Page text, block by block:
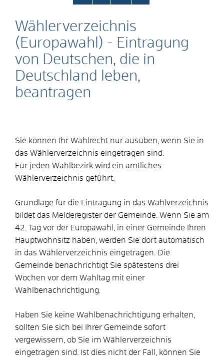
Wählerverzeichnis
(Europawahl) - Eintragung
von Deutschen, die in
Deutschland leben,
beantragen
Sie können Ihr Wahlrecht nur ausüben, wenn Sie in
das Wählerverzeichnis eingetragen sind.
Für jeden Wahlbezirk wird ein amtliches
Wählerverzeichnis geführt.
Grundlage für die Eintragung in das Wählverzeichnis
bildet das Melderegister der Gemeinde. Wenn Sie am
42. Tag vor der Europawahl, in einer Gemeinde Ihren
Hauptwohnsitz haben, werden Sie dort automatisch
in das Wählerverzeichnis eingetragen.
Die
Gemeinde benachrichtigt Sie spätestens drei
Wochen vor dem Wahltag mit einer
Wahlbenachrichtigung.
Haben Sie keine Wahlbenachrichtigung erhalten,
sollten Sie sich bei Ihrer Gemeinde sofort
vergewissern, ob Sie im Wählerverzeichnis
eingetragen sind. Ist dies nicht der Fall, können Sie